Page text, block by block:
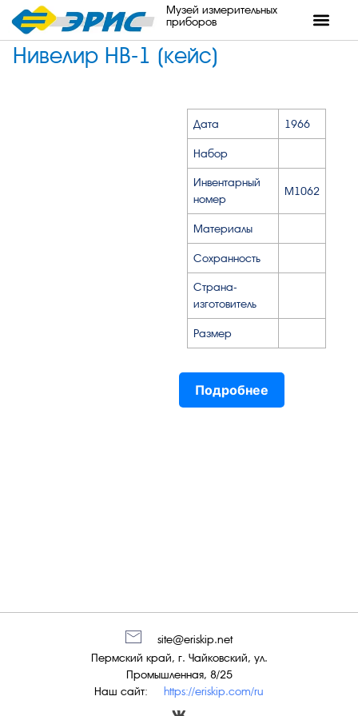
Музей измерительных
приборов
Нивелир НВ-1 (кейс)
Дата 1966
Набор
Инвентарный
номер
М1062
Материалы
Сохранность
Страна-
изготовитель
Размер
Подробнее
Наш сайт: https://eriskip.com/ru
Пермский край, г. Чайковский, ул.
Промышленная, 8/25
site@eriskip.net